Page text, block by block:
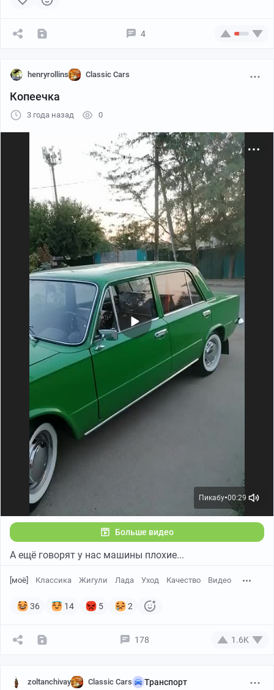
4
henryrollins Classic Cars
Копеечка
3 года назад 0
Пикабу●00:29
Больше видео
А ещё говорят у нас машины плохие...
[моё] Классика Жигули Лада Уход Качество Видео
36 14 5 2
178 1.6K
zoltanchivay Classic Cars Транспорт